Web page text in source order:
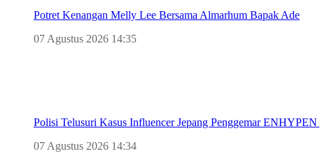
Potret Kenangan Melly Lee Bersama Almarhum Bapak Ade
07 Agustus 2026 14:35
Polisi Telusuri Kasus Influencer Jepang Penggemar
07 Agustus 2026 14:34